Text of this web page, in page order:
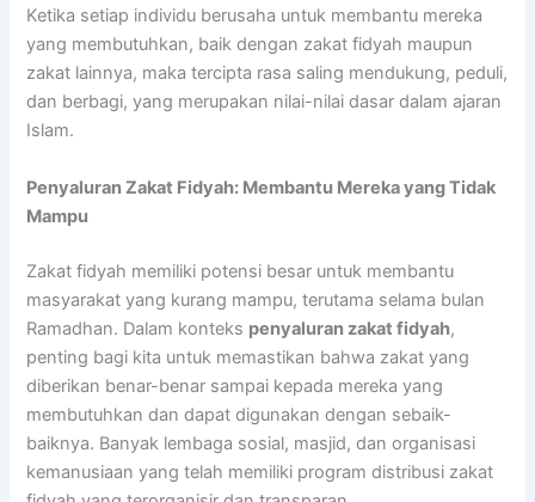
Ketika setiap individu berusaha untuk membantu mereka
yang membutuhkan, baik dengan zakat fidyah maupun
zakat lainnya, maka tercipta rasa saling mendukung, peduli,
dan berbagi, yang merupakan nilai-nilai dasar dalam ajaran
Islam.
Penyaluran Zakat Fidyah: Membantu Mereka yang Tidak
Mampu
Zakat fidyah memiliki potensi besar untuk membantu
masyarakat yang kurang mampu, terutama selama bulan
Ramadhan. Dalam konteks penyaluran zakat fidyah,
penting bagi kita untuk memastikan bahwa zakat yang
diberikan benar-benar sampai kepada mereka yang
membutuhkan dan dapat digunakan dengan sebaik-
baiknya. Banyak lembaga sosial, masjid, dan organisasi
kemanusiaan yang telah memiliki program distribusi zakat